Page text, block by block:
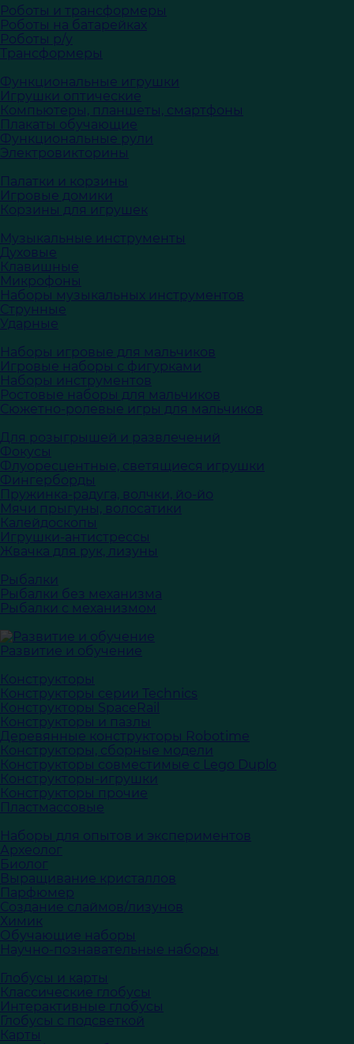
Роботы и трансформеры
Роботы на батарейках
Роботы р/у
Трансформеры
Функциональные игрушки
Игрушки оптические
Компьютеры, планшеты, смартфоны
Плакаты обучающие
Функциональные рули
Электровикторины
Палатки и корзины
Игровые домики
Корзины для игрушек
Музыкальные инструменты
Духовые
Клавишные
Микрофоны
Наборы музыкальных инструментов
Струнные
Ударные
Наборы игровые для мальчиков
Игровые наборы с фигурками
Наборы инструментов
Ростовые наборы для мальчиков
Сюжетно-ролевые игры для мальчиков
Для розыгрышей и развлечений
Фокусы
Флуоресцентные, светящиеся игрушки
Фингерборды
Пружинка-радуга, волчки, йо-йо
Мячи прыгуны, волосатики
Калейдоскопы
Игрушки-антистрессы
Жвачка для рук, лизуны
Рыбалки
Рыбалки без механизма
Рыбалки с механизмом
Развитие и обучение
Конструкторы
Конструкторы серии Technics
Конструкторы SpaceRail
Конструкторы и пазлы
Деревянные конструкторы Robotime
Конструкторы, сборные модели
Конструкторы совместимые с Lego Duplo
Конструкторы-игрушки
Конструкторы прочие
Пластмассовые
Наборы для опытов и экспериментов
Археолог
Биолог
Выращивание кристаллов
Парфюмер
Создание слаймов/лизунов
Химик
Обучающие наборы
Научно-познавательные наборы
Глобусы и карты
Классические глобусы
Интерактивные глобусы
Глобусы с подсветкой
Карты